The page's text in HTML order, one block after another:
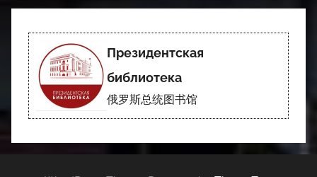
Президентская
библиотека
俄罗斯总统图书馆